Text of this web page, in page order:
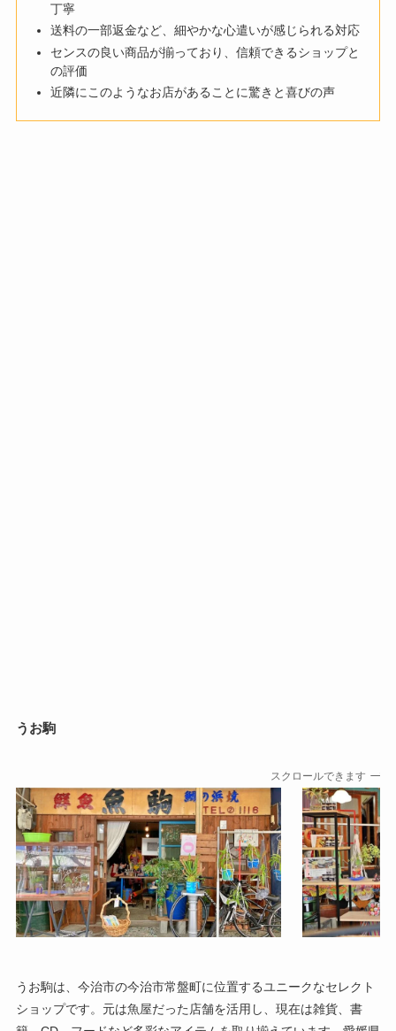
丁寧
送料の一部返金など、細やかな心遣いが感じられる対応
センスの良い商品が揃っており、信頼できるショップと
の評価
近隣にこのようなお店があることに驚きと喜びの声​
うお駒
スクロールできます
うお駒は、今治市の今治市常盤町に位置するユニークなセレクト
ショップです。​元は魚屋だった店舗を活用し、現在は雑貨、書